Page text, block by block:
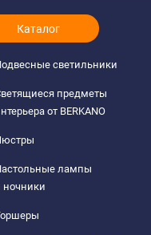
Каталог
светильники
предметы
от BERKANO
лампы
ночники